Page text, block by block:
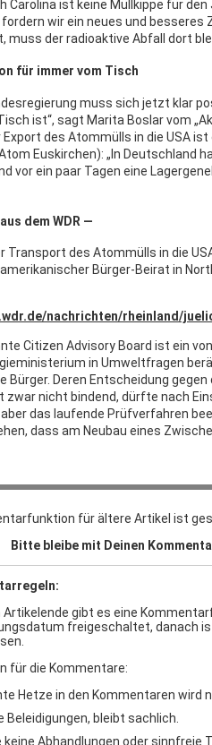
Carolina ist keine Müllkippe für
wir ein neues und besseres
muss der radioaktive Abfall dort
für immer vom Tisch
muss sich jetzt klar
ist“, sagt Marita Boslar vom
Export des Atommülls in die USA
Euskirchen): „In Deutschland
vor ein paar Tagen eine
dem WDR —
Transport des Atommülls in die
Bürger-Beirat in
nachrichten/rheinland/
Citizen Advisory Board ist ein
in Umweltfragen
Bürger. Deren Entscheidung
zwar nicht bindend, dürfte nach
das laufende Prüfverfahren
dass am Neubau eines
für ältere Artikel ist
Bitte bleibe mit Deinen
Artikelende gibt es eine
freigeschaltet, danach
für die Kommentare:
Hetze in den Kommentaren wird
Beleidigungen, bleibt sachlich.
keine Abhandlungen oder sinnfreie